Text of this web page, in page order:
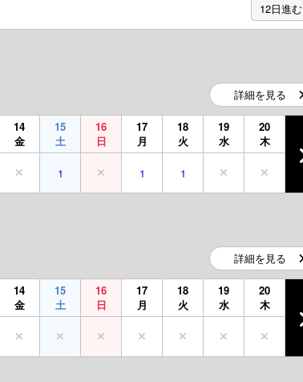
12日進む
詳細を見る
14
金
15
土
16
日
17
月
18
火
19
水
20
木
1 1 1
詳細を見る
14
金
15
土
16
日
17
月
18
火
19
水
20
木